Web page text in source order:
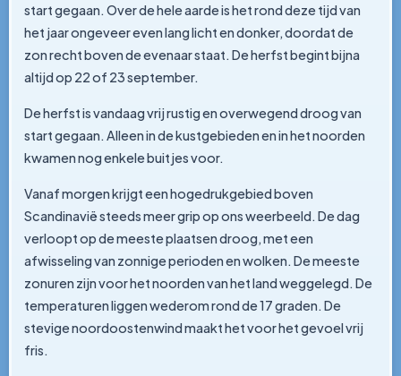
start gegaan. Over de hele aarde is het rond deze tijd van
het jaar ongeveer even lang licht en donker, doordat de
zon recht boven de evenaar staat. De herfst begint bijna
altijd op 22 of 23 september.
De herfst is vandaag vrij rustig en overwegend droog van
start gegaan. Alleen in de kustgebieden en in het noorden
kwamen nog enkele buitjes voor.
Vanaf morgen krijgt een hogedrukgebied boven
Scandinavië steeds meer grip op ons weerbeeld. De dag
verloopt op de meeste plaatsen droog, met een
afwisseling van zonnige perioden en wolken. De meeste
zonuren zijn voor het noorden van het land weggelegd. De
temperaturen liggen wederom rond de 17 graden. De
stevige noordoostenwind maakt het voor het gevoel vrij
fris.